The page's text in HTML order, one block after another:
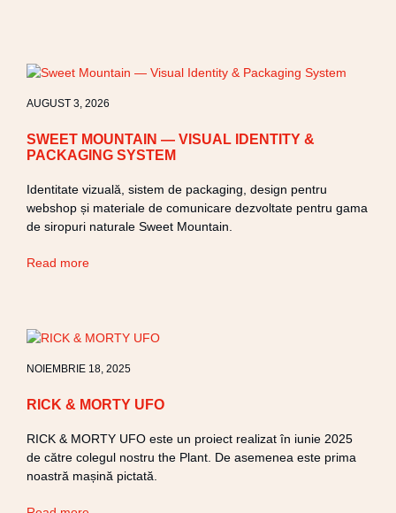
AUGUST 3, 2026
SWEET MOUNTAIN — VISUAL IDENTITY &
PACKAGING SYSTEM
Identitate vizuală, sistem de packaging, design pentru
webshop și materiale de comunicare dezvoltate pentru gama
de siropuri naturale Sweet Mountain.
Read more
NOIEMBRIE 18, 2025
RICK & MORTY UFO
RICK & MORTY UFO este un proiect realizat în iunie 2025
de către colegul nostru the Plant. De asemenea este prima
noastră mașină pictată.​